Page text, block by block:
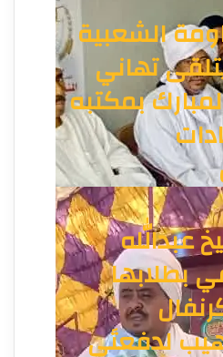
الشعبية
تهاني
بمكتبه
عبدالله
بطلابها
لدفعتَي